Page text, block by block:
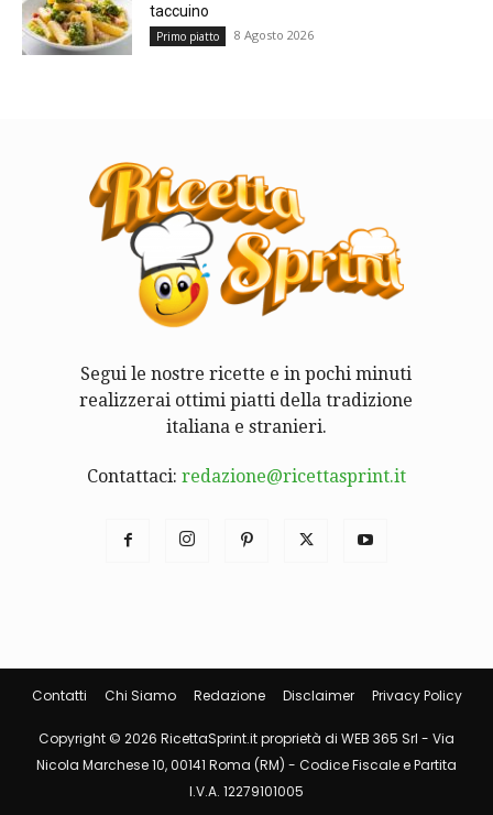
taccuino
Primo piatto 8 Agosto 2026
Segui le nostre ricette e in pochi minuti
realizzerai ottimi piatti della tradizione
italiana e stranieri.
Contattaci: redazione@ricettasprint.it
Contatti Chi Siamo Redazione Disclaimer Privacy Policy
Copyright © 2026 RicettaSprint.it proprietà di WEB 365 Srl - Via
Nicola Marchese 10, 00141 Roma (RM) - Codice Fiscale e Partita
I.V.A. 12279101005